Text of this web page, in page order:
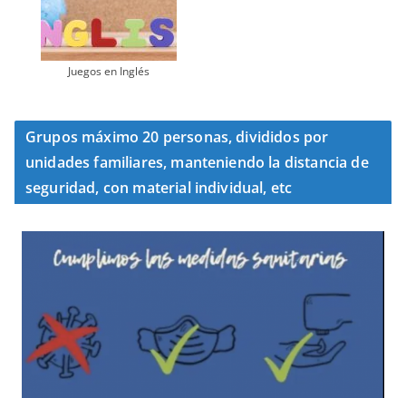
Juegos en Inglés
Grupos máximo 20 personas, divididos por
unidades familiares, manteniendo la distancia de
seguridad, con material individual, etc